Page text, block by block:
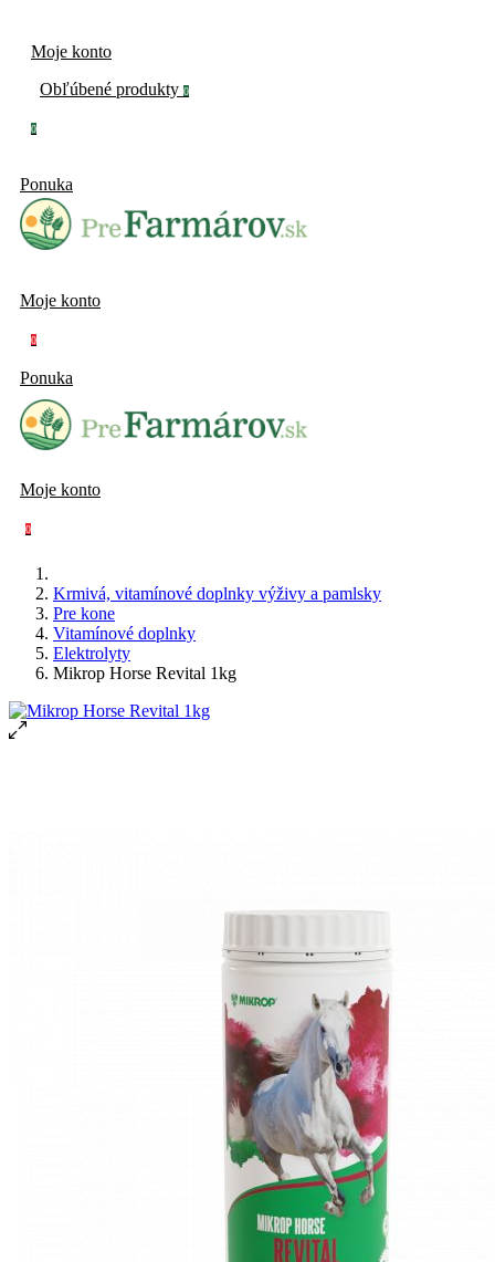
Moje konto
Obľúbené produkty 0
0
Ponuka
Moje konto
0
Ponuka
Moje konto
0
Krmivá, vitamínové doplnky výživy a pamlsky
Pre kone
Vitamínové doplnky
Elektrolyty
Mikrop Horse Revital 1kg